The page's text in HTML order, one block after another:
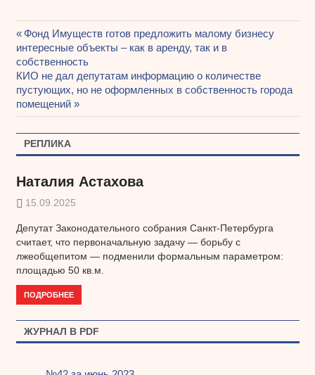
Навигация
по
записям
Предыдущая
запись:
Фонд Имуществ готов предложить малому бизнесу
интересные объекты – как в аренду, так и в
собственность
Следующая
запись:
КИО не дал депутатам информацию о количестве
пустующих, но не оформленных в собственность города
помещений
РЕПЛИКА
Наталия Астахова
15.09.2025
Депутат Законодательного собрания Санкт-Петербурга
считает, что первоначальную задачу — борьбу с
лжеобщепитом — подменили формальным параметром:
площадью 50 кв.м.
ПОДРОБНЕЕ
ЖУРНАЛ В PDF